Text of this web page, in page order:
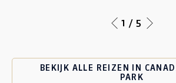
1 / 5
BEKIJK ALLE REIZEN IN
PARK